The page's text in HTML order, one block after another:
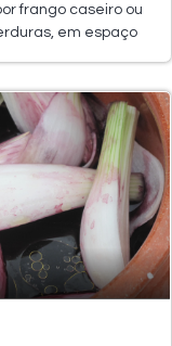
frango caseiro ou
em espaço